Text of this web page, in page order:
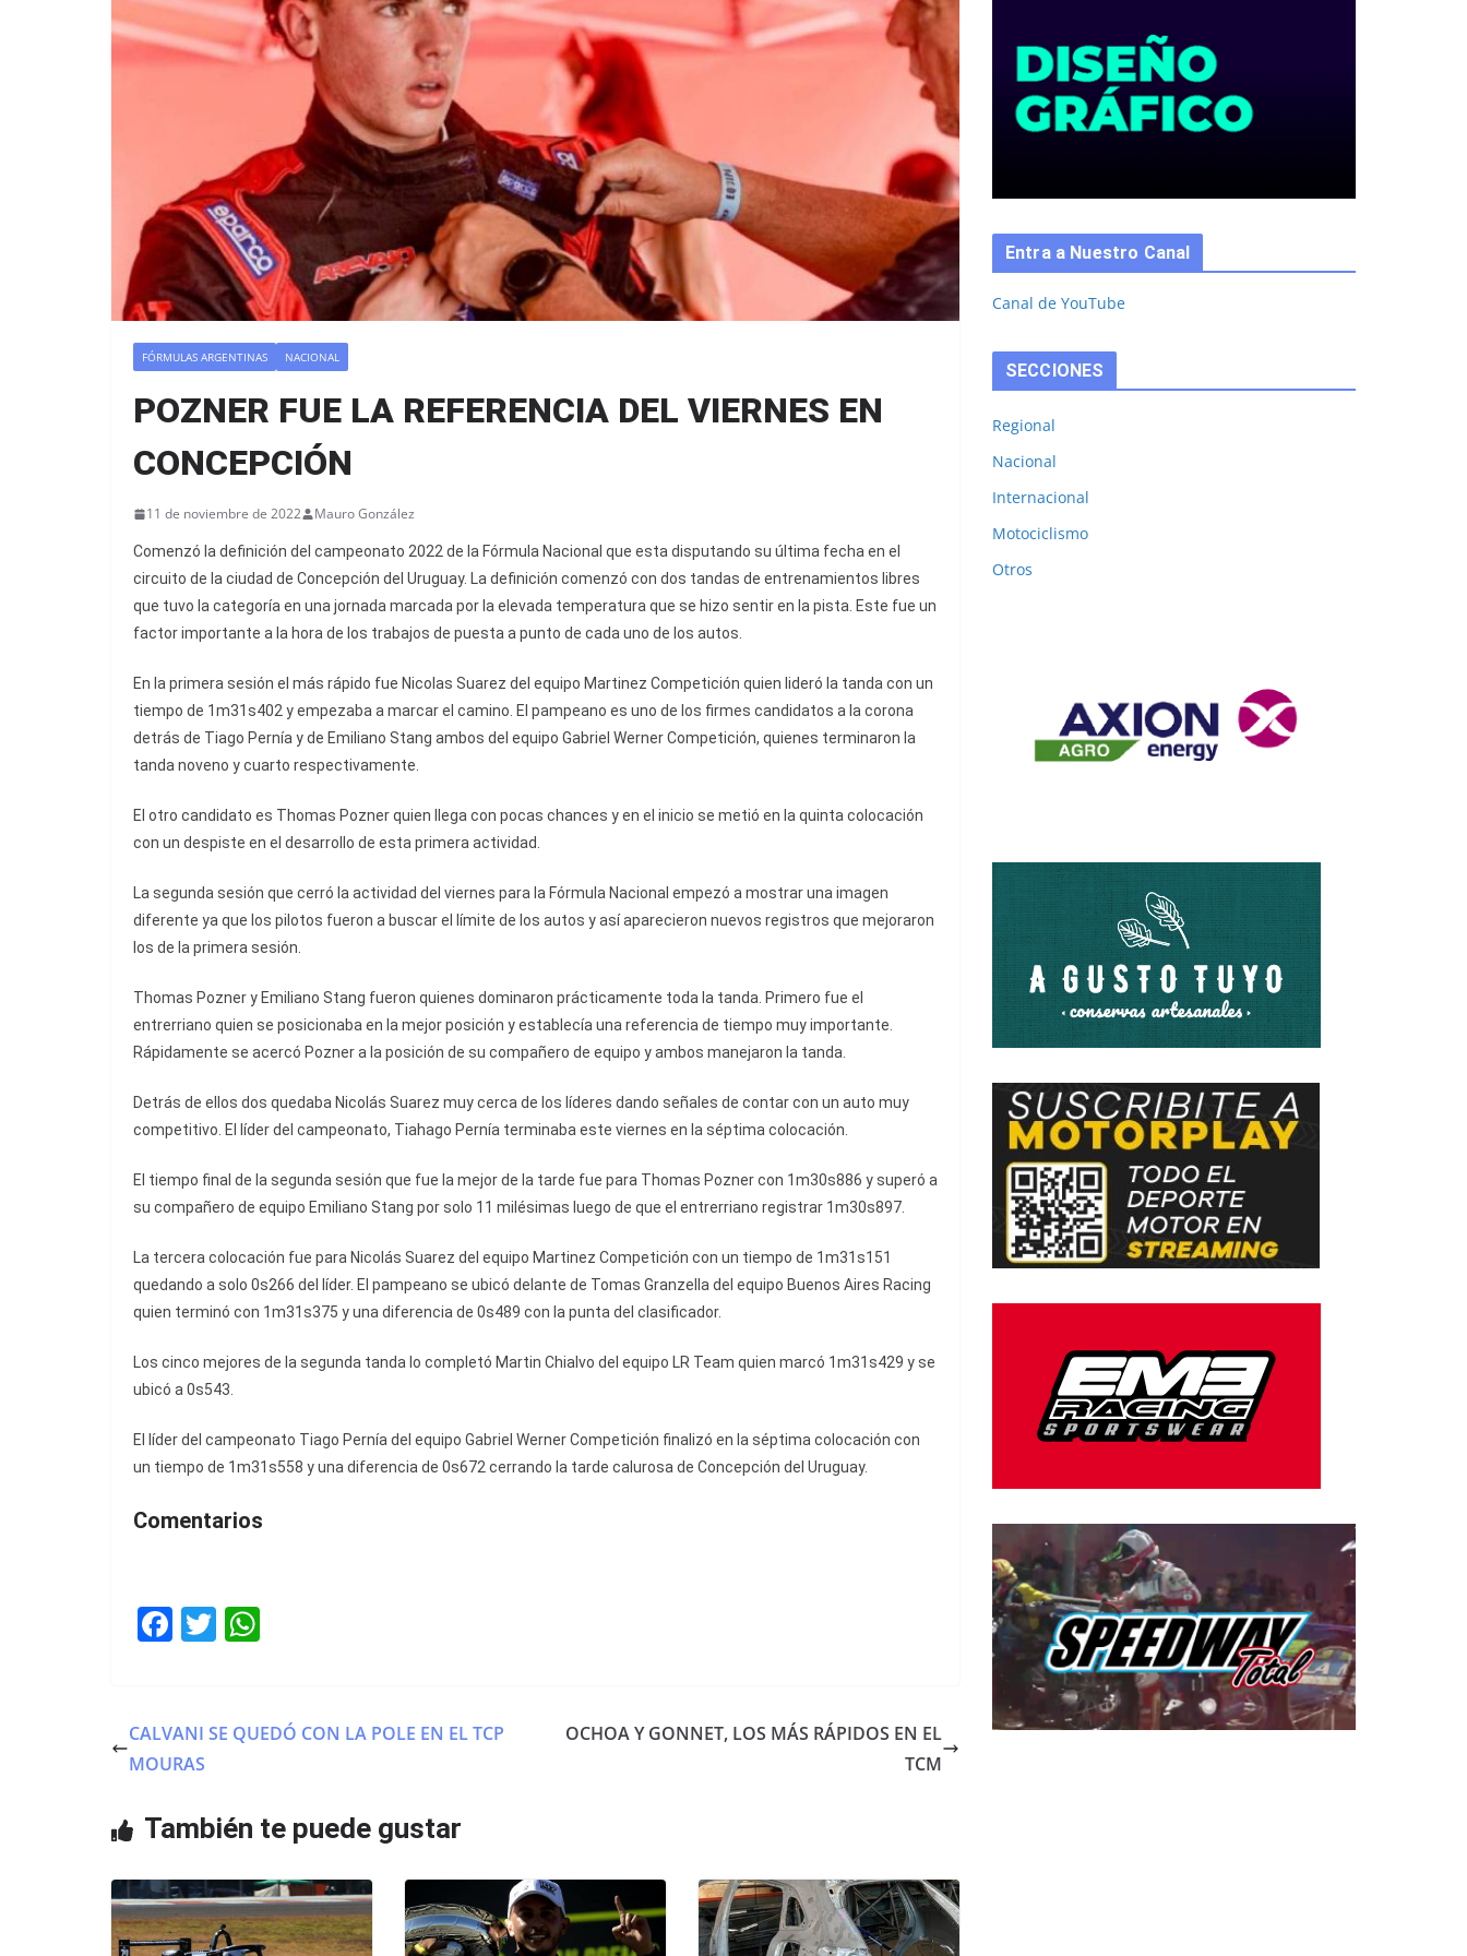
FÓRMULAS ARGENTINAS NACIONAL
POZNER FUE LA REFERENCIA DEL VIERNES EN
CONCEPCIÓN
11 de noviembre de 2022 Mauro González
Comenzó la definición del campeonato 2022 de la Fórmula Nacional que esta disputando su última fecha en el
circuito de la ciudad de Concepción del Uruguay. La definición comenzó con dos tandas de entrenamientos libres
que tuvo la categoría en una jornada marcada por la elevada temperatura que se hizo sentir en la pista. Este fue un
factor importante a la hora de los trabajos de puesta a punto de cada uno de los autos.
En la primera sesión el más rápido fue Nicolas Suarez del equipo Martinez Competición quien lideró la tanda con un
tiempo de 1m31s402 y empezaba a marcar el camino. El pampeano es uno de los firmes candidatos a la corona
detrás de Tiago Pernía y de Emiliano Stang ambos del equipo Gabriel Werner Competición, quienes terminaron la
tanda noveno y cuarto respectivamente.
El otro candidato es Thomas Pozner quien llega con pocas chances y en el inicio se metió en la quinta colocación
con un despiste en el desarrollo de esta primera actividad.
La segunda sesión que cerró la actividad del viernes para la Fórmula Nacional empezó a mostrar una imagen
diferente ya que los pilotos fueron a buscar el límite de los autos y así aparecieron nuevos registros que mejoraron
los de la primera sesión.
Thomas Pozner y Emiliano Stang fueron quienes dominaron prácticamente toda la tanda. Primero fue el
entrerriano quien se posicionaba en la mejor posición y establecía una referencia de tiempo muy importante.
Rápidamente se acercó Pozner a la posición de su compañero de equipo y ambos manejaron la tanda.
Detrás de ellos dos quedaba Nicolás Suarez muy cerca de los líderes dando señales de contar con un auto muy
competitivo. El líder del campeonato, Tiahago Pernía terminaba este viernes en la séptima colocación.
El tiempo final de la segunda sesión que fue la mejor de la tarde fue para Thomas Pozner con 1m30s886 y superó a
su compañero de equipo Emiliano Stang por solo 11 milésimas luego de que el entrerriano registrar 1m30s897.
La tercera colocación fue para Nicolás Suarez del equipo Martinez Competición con un tiempo de 1m31s151
quedando a solo 0s266 del líder. El pampeano se ubicó delante de Tomas Granzella del equipo Buenos Aires Racing
quien terminó con 1m31s375 y una diferencia de 0s489 con la punta del clasificador.
Los cinco mejores de la segunda tanda lo completó Martin Chialvo del equipo LR Team quien marcó 1m31s429 y se
ubicó a 0s543.
El líder del campeonato Tiago Pernía del equipo Gabriel Werner Competición finalizó en la séptima colocación con
un tiempo de 1m31s558 y una diferencia de 0s672 cerrando la tarde calurosa de Concepción del Uruguay.
Comentarios
F
e
b
o
k
T
er s
p
CALVANI SE QUEDÓ CON LA POLE EN EL TCP
MOURAS
OCHOA Y GONNET, LOS MÁS RÁPIDOS EN EL
TCM
También te puede gustar
Entra a Nuestro Canal
Canal de YouTube
SECCIONES
Regional
Nacional
Internacional
Motociclismo
Otros